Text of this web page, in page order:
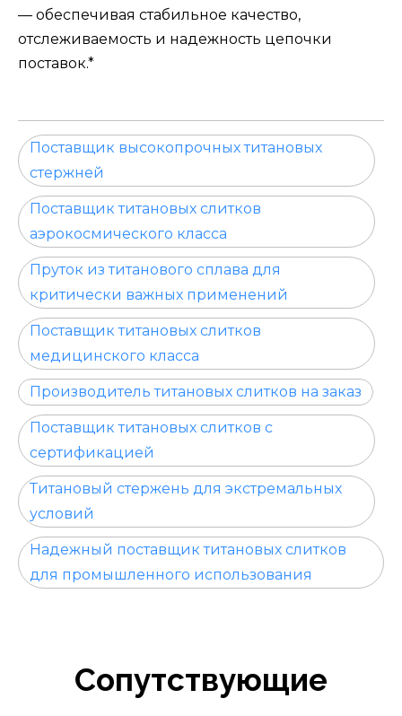
— обеспечивая стабильное качество,
отслеживаемость и надежность цепочки
поставок.*
Поставщик высокопрочных титановых
стержней
Поставщик титановых слитков
аэрокосмического класса
Пруток из титанового сплава для
критически важных применений
Поставщик титановых слитков
медицинского класса
Производитель титановых слитков на заказ
Поставщик титановых слитков с
сертификацией
Титановый стержень для экстремальных
условий
Надежный поставщик титановых слитков
для промышленного использования
Сопутствующие